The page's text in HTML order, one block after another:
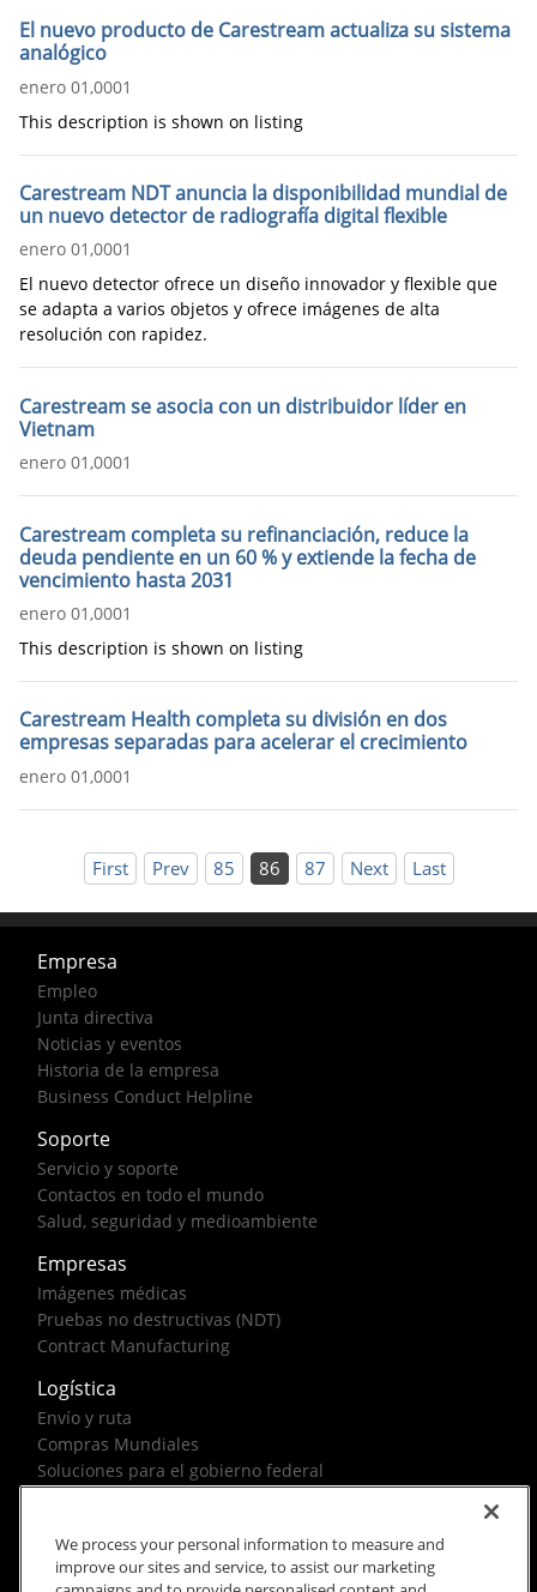
El nuevo producto de Carestream actualiza su sistema
analógico
enero 01,0001
This description is shown on listing
Carestream NDT anuncia la disponibilidad mundial de
un nuevo detector de radiografía digital flexible
enero 01,0001
El nuevo detector ofrece un diseño innovador y flexible que
se adapta a varios objetos y ofrece imágenes de alta
resolución con rapidez.
Carestream se asocia con un distribuidor líder en
Vietnam
enero 01,0001
Carestream completa su refinanciación, reduce la
deuda pendiente en un 60 % y extiende la fecha de
vencimiento hasta 2031
enero 01,0001
This description is shown on listing
Carestream Health completa su división en dos
empresas separadas para acelerar el crecimiento
enero 01,0001
First Prev 85 86 87 Next Last
Empresa
Empleo
Junta directiva
Noticias y eventos
Historia de la empresa
Business Conduct Helpline
Soporte
Servicio y soporte
Contactos en todo el mundo
Salud, seguridad y medioambiente
Empresas
Imágenes médicas
Pruebas no destructivas (NDT)
Contract Manufacturing
Logística
Envío y ruta
Compras Mundiales
Soluciones para el gobierno federal
We process your personal information to measure and
improve our sites and service, to assist our marketing